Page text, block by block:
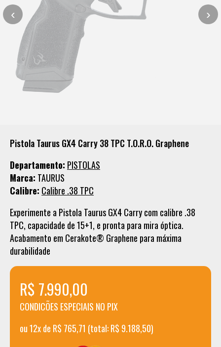
‹ ›
Pistola Taurus GX4 Carry 38 TPC T.O.R.O. Graphene
Departamento: PISTOLAS
Marca: TAURUS
Calibre: Calibre .38 TPC
Experimente a Pistola Taurus GX4 Carry com calibre .38
TPC, capacidade de 15+1, e pronta para mira óptica.
Acabamento em Cerakote® Graphene para máxima
durabilidade
R$ 7.990,00
CONDICÕES ESPECIAIS NO PIX
ou 12x de R$ 765,71 (total: R$ 9.188,50)